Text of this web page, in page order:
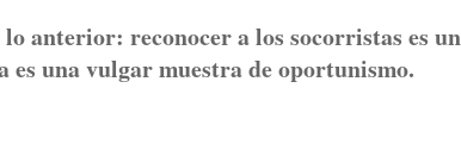
anterior: reconocer a los socorristas es
una vulgar muestra de oportunismo.